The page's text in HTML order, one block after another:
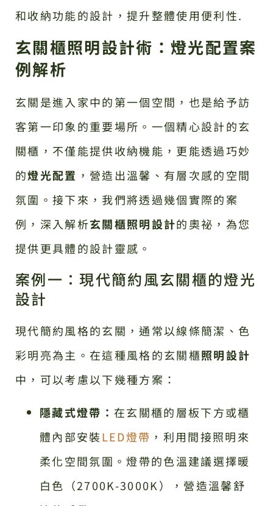
和收納功能的設計，提升整體使用便利性.
玄關櫃照明設計術：燈光配置案
例解析
玄關是進入家中的第一個空間，也是給予訪
客第一印象的重要場所。一個精心設計的玄
關櫃，不僅能提供收納機能，更能透過巧妙
的燈光配置 ，營造出溫馨、有層次感的空間
氛圍。接下來，我們將透過幾個實際的案
例，深入解析玄關櫃照明設計的奧祕，為您
提供更具體的設計靈感。
案例一：現代簡約風玄關櫃的燈光
設計
現代簡約風格的玄關，通常以線條簡潔、色
彩明亮為主。在這種風格的玄關櫃照明設計
中，可以考慮以下幾種方案：
隱藏式燈帶： 在玄關櫃的層板下方或櫃
體內部安裝LED燈帶 ，利用間接照明來
柔化空間氛圍。燈帶的色溫建議選擇暖
白色（2700K-3000K），營造溫馨舒